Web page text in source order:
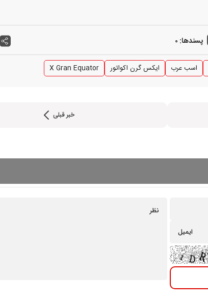
پسندها: 0
اسب عرب ایکس گرن اکواتور X Gran Equator
خبر قبلی
شرایط فروش